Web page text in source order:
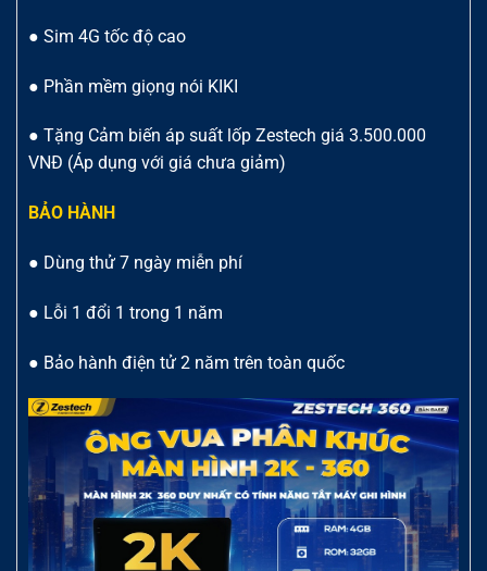
● Sim 4G tốc độ cao
● Phần mềm giọng nói KIKI
● Tặng Cảm biến áp suất lốp Zestech giá 3.500.000
VNĐ (Áp dụng với giá chưa giảm)
BẢO HÀNH
● Dùng thử 7 ngày miễn phí
● Lỗi 1 đổi 1 trong 1 năm
● Bảo hành điện tử 2 năm trên toàn quốc